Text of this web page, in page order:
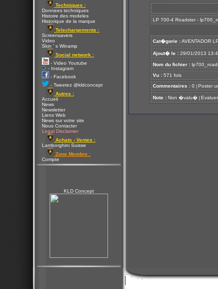
Techniques :
Donnees techniques
Histoire des modeles
Historique de la marque
Telechargements :
Screensavers
Video
Skin ' s Winamp
Social network :
- Video Youtube
- Instagram
- Facebook
- Tweetez @kldconcept
Autres :
Accueil
News
Newsletter
Liens Web
News sur votre site
Nous Contacter
Legal Disclaimer
Achats - Ventes :
Lamborghini Suisse
Zone Membre :
Compte
KLD Concept
LP 700-4 Roadster -
Cat�gorie :AVENTADOR
Ajout� le : 29/01/2013
Nom du fichier :
Vu : 571 fois
Commentaires : 0 [ Poster
Note : Non �valu� [ Evaluer